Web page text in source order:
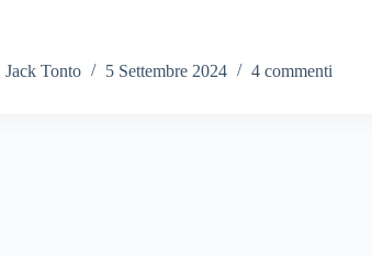
Jack Tonto 5 Settembre 2024 4 commenti